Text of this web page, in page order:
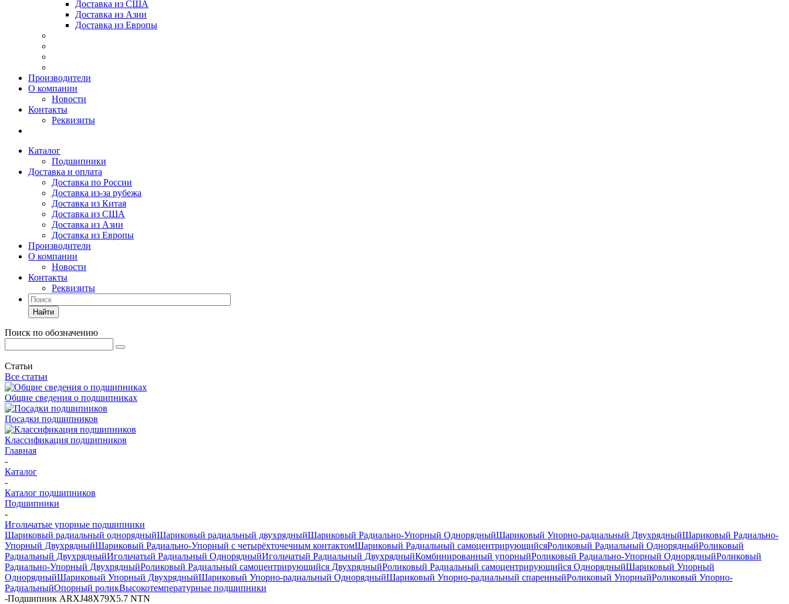
Доставка из США
Доставка из Азии
Доставка из Европы
Производители
О компании
Новости
Контакты
Реквизиты
Каталог
Подшипники
Доставка и оплата
Доставка по России
Доставка из-за рубежа
Доставка из Китая
Доставка из США
Доставка из Азии
Доставка из Европы
Производители
О компании
Новости
Контакты
Реквизиты
Найти
Поиск по обозначению
Статьи
Все статьи
Общие сведения о подшипниках
Посадки подшипников
Классификация подшипников
Главная
-
Каталог
-
Каталог подшипников
Подшипники
-
Игольчатые упорные подшипники
Шариковый радиальный однорядныйШариковый радиальный двухрядныйШариковый Радиально-Упорный ОднорядныйШариковый Упорно-радиальный ДвухрядныйШариковый Радиально-
Упорный ДвухрядныйШариковый Радиально-Упорный с четырёхточечным контактомШариковый Радиальный самоцентрирующийсяРоликовый Радиальный ОднорядныйРоликовый
Радиальный ДвухрядныйИгольчатый Радиальный ОднорядныйИгольчатый Радиальный ДвухрядныйКомбинированный упорныйРоликовый Радиально-Упорный ОднорядныйРоликовый
Радиально-Упорный ДвухрядныйРоликовый Радиальный самоцентрирующийся ДвухрядныйРоликовый Радиальный самоцентрирующийся ОднорядныйШариковый Упорный
ОднорядныйШариковый Упорный ДвухрядныйШариковый Упорно-радиальный ОднорядныйШариковый Упорно-радиальный спаренныйРоликовый УпорныйРоликовый Упорно-
РадиальныйОпорный роликВысокотемпературные подшипники
-Подшипник ARXJ48X79X5.7 NTN